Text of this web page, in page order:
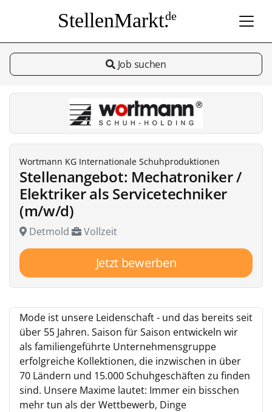
StellenMarkt.de
Job suchen
Wortmann KG Internationale Schuhproduktionen
Stellenangebot: Mechatroniker /
Elektriker als Servicetechniker
(m/w/d)
Detmold Vollzeit
Jetzt bewerben
Mode ist unsere Leidenschaft - und das bereits seit
über 55 Jahren. Saison für Saison entwickeln wir
als familiengeführte Unternehmensgruppe
erfolgreiche Kollektionen, die inzwischen in über
70 Ländern und 15.000 Schuhgeschäften zu finden
sind. Unsere Maxime lautet: Immer ein bisschen
mehr tun als der Wettbewerb, Dinge